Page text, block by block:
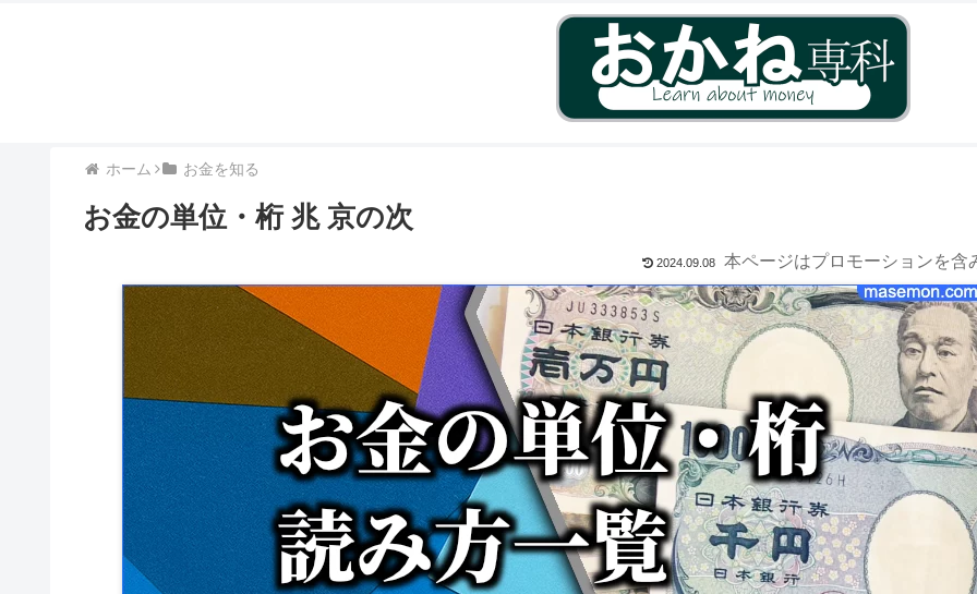
ホーム お金を知る
お金の単位・桁 兆 京の次
2024.09.08 本ページはプロモーションを含